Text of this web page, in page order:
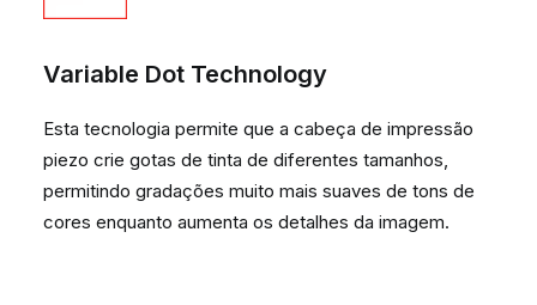
Variable Dot Technology
Esta tecnologia permite que a cabeça de impressão
piezo crie gotas de tinta de diferentes tamanhos,
permitindo gradações muito mais suaves de tons de
cores enquanto aumenta os detalhes da imagem.